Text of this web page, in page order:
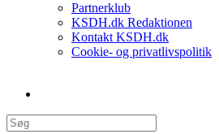
Partnerklub
KSDH.dk Redaktionen
Kontakt KSDH.dk
Cookie- og privatlivspolitik